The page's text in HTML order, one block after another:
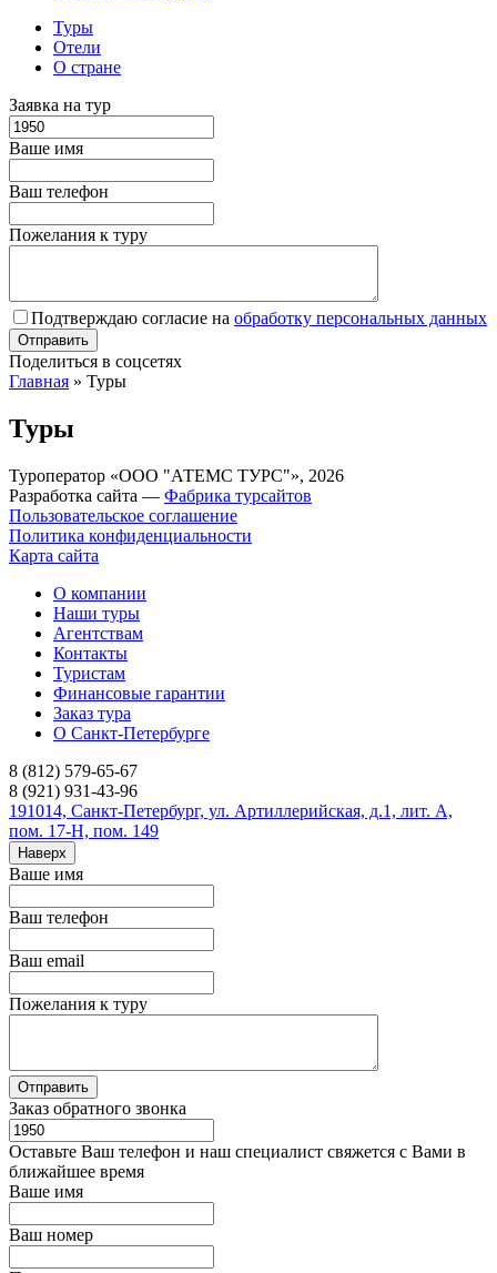
Туры
Отели
О стране
Заявка на тур
Ваше имя
Ваш телефон
Пожелания к туру
Подтверждаю согласие на обработку персональных данных
Поделиться в соцсетях
Главная » Туры
Туры
Туроператор «ООО "АТЕМС ТУРС"», 2026
Разработка сайта — Фабрика турсайтов
Пользовательское соглашение
Политика конфиденциальности
Карта сайта
О компании
Наши туры
Агентствам
Контакты
Туристам
Финансовые гарантии
Заказ тура
О Санкт-Петербурге
8 (812) 579-65-67
8 (921) 931-43-96
191014, Санкт-Петербург, ул. Артиллерийская, д.1, лит. А,
пом. 17-Н, пом. 149
Наверх
Ваше имя
Ваш телефон
Ваш email
Пожелания к туру
Заказ обратного звонка
Оставьте Ваш телефон и наш специалист свяжется с Вами в
ближайшее время
Ваше имя
Ваш номер